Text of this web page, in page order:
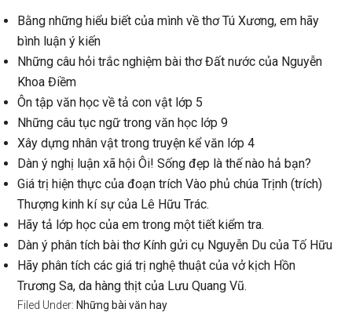
Bằng những hiểu biết của mình về thơ Tú Xương, em hãy
bình luận ý kiến
Những câu hỏi trắc nghiệm bài thơ Đất nước của Nguyễn
Khoa Điềm
Ôn tập văn học về tả con vật lớp 5
Những câu tục ngữ trong văn học lớp 9
Xây dựng nhân vật trong truyện kể văn lớp 4
Dàn ý nghị luận xã hội Ôi! Sống đẹp là thế nào hả bạn?
Giá trị hiện thực của đoạn trích Vào phủ chúa Trịnh (trích)
Thượng kinh kí sự của Lê Hữu Trác.
Hãy tả lớp học của em trong một tiết kiểm tra.
Dàn ý phân tích bài thơ Kính gửi cụ Nguyễn Du của Tố Hữu
Hãy phân tích các giá trị nghệ thuật của vở kịch Hồn
Trương Sa, da hàng thịt của Lưu Quang Vũ.
Filed Under: Những bài văn hay